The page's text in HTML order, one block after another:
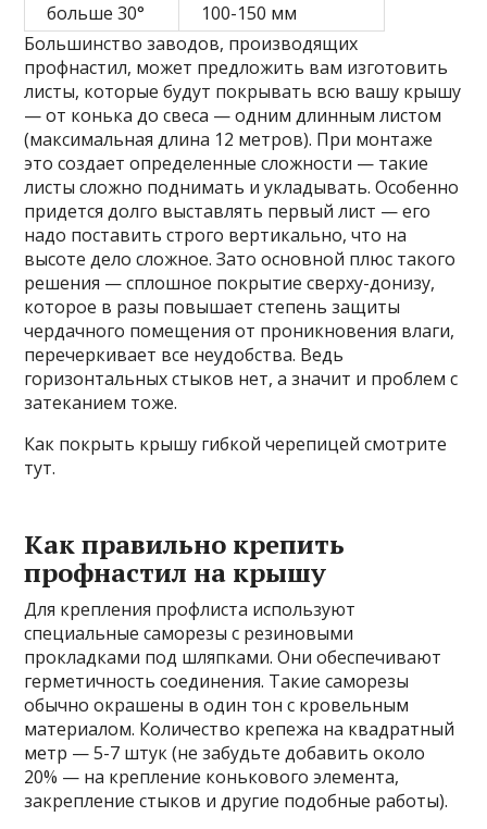
больше 30°
100-150 мм
Большинство заводов, производящих
профнастил, может предложить вам изготовить
листы, которые будут покрывать всю вашу крышу
— от конька до свеса — одним длинным листом
(максимальная длина 12 метров). При монтаже
это создает определенные сложности — такие
листы сложно поднимать и укладывать. Особенно
придется долго выставлять первый лист — его
надо поставить строго вертикально, что на
высоте дело сложное. Зато основной плюс такого
решения — сплошное покрытие сверху-донизу,
которое в разы повышает степень защиты
чердачного помещения от проникновения влаги,
перечеркивает все неудобства. Ведь
горизонтальных стыков нет, а значит и проблем с
затеканием тоже.
Как покрыть крышу гибкой черепицей смотрите
тут.
Как правильно крепить
профнастил на крышу
Для крепления профлиста используют
специальные саморезы с резиновыми
прокладками под шляпками. Они обеспечивают
герметичность соединения. Такие саморезы
обычно окрашены в один тон с кровельным
материалом. Количество крепежа на квадратный
метр — 5-7 штук (не забудьте добавить около
20% — на крепление конькового элемента,
закрепление стыков и другие подобные работы).